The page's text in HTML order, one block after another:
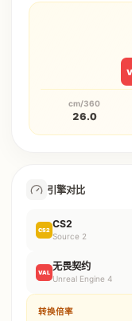
cm/360
26.0
引擎对比
CS2 CS2
Source 2
VAL 无畏契约
Unreal Engine 4
转换倍率